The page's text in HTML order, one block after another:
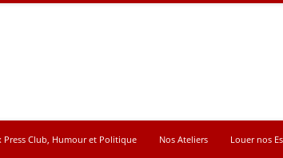
Press Club, Humour et Politique Nos Ateliers Louer nos